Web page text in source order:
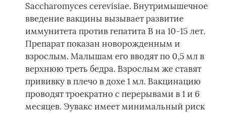
Saccharomyces cerevisiae. Внутримышечное
введение вакцины вызывает развитие
иммунитета против гепатита В на 10-15 лет.
Препарат показан новорожденным и
взрослым. Малышам его вводят по 0,5 мл в
верхнюю треть бедра. Взрослым же ставят
прививку в плечо в дохе 1 мл. Вакцинацию
проводят троекратно с перерывами в 1 и 6
месяцев. Эувакс имеет минимальный риск